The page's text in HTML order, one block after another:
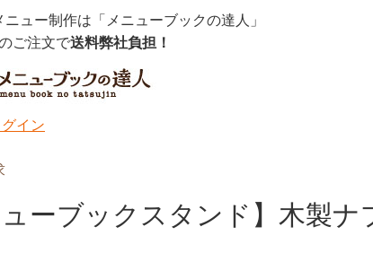
ュー制作は「メニューブックの達人」
ご注文で送料弊社負担！
グイン
ューブックスタンド】木製ナ